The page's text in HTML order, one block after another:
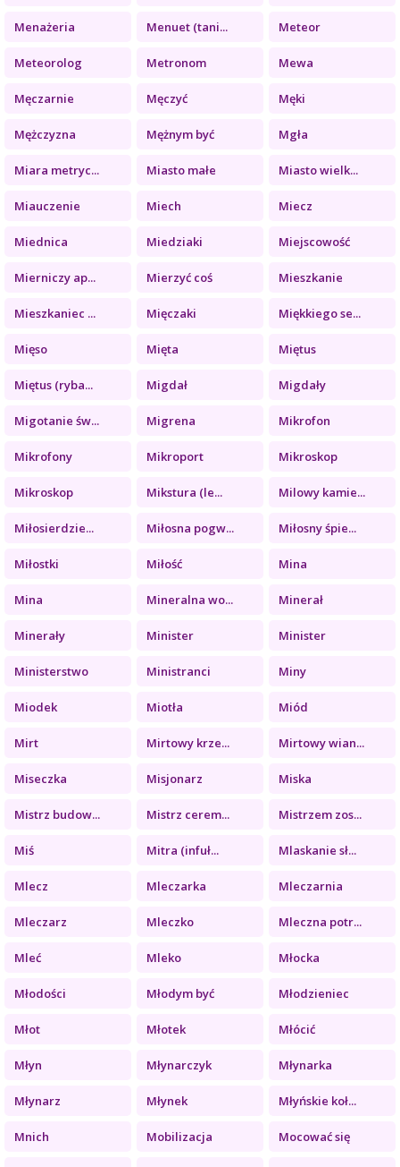
Menażeria Menuet (tani... Meteor
Meteorolog Metronom Mewa
Męczarnie Męczyć Męki
Mężczyzna Mężnym być Mgła
Miara metryc... Miasto małe Miasto wielk...
Miauczenie Miech Miecz
Miednica Miedziaki Miejscowość
Mierniczy ap... Mierzyć coś Mieszkanie
Mieszkaniec ... Mięczaki Miękkiego se...
Mięso Mięta Miętus
Miętus (ryba... Migdał Migdały
Migotanie św... Migrena Mikrofon
Mikrofony Mikroport Mikroskop
Mikroskop Mikstura (le... Milowy kamie...
Miłosierdzie... Miłosna pogw... Miłosny śpie...
Miłostki Miłość Mina
Mina Mineralna wo... Minerał
Minerały Minister Minister
Ministerstwo Ministranci Miny
Miodek Miotła Miód
Mirt Mirtowy krze... Mirtowy wian...
Miseczka Misjonarz Miska
Mistrz budow... Mistrz cerem... Mistrzem zos...
Miś Mitra (infuł... Mlaskanie sł...
Mlecz Mleczarka Mleczarnia
Mleczarz Mleczko Mleczna potr...
Mleć Mleko Młocka
Młodości Młodym być Młodzieniec
Młot Młotek Młócić
Młyn Młynarczyk Młynarka
Młynarz Młynek Młyńskie koł...
Mnich Mobilizacja Mocować się